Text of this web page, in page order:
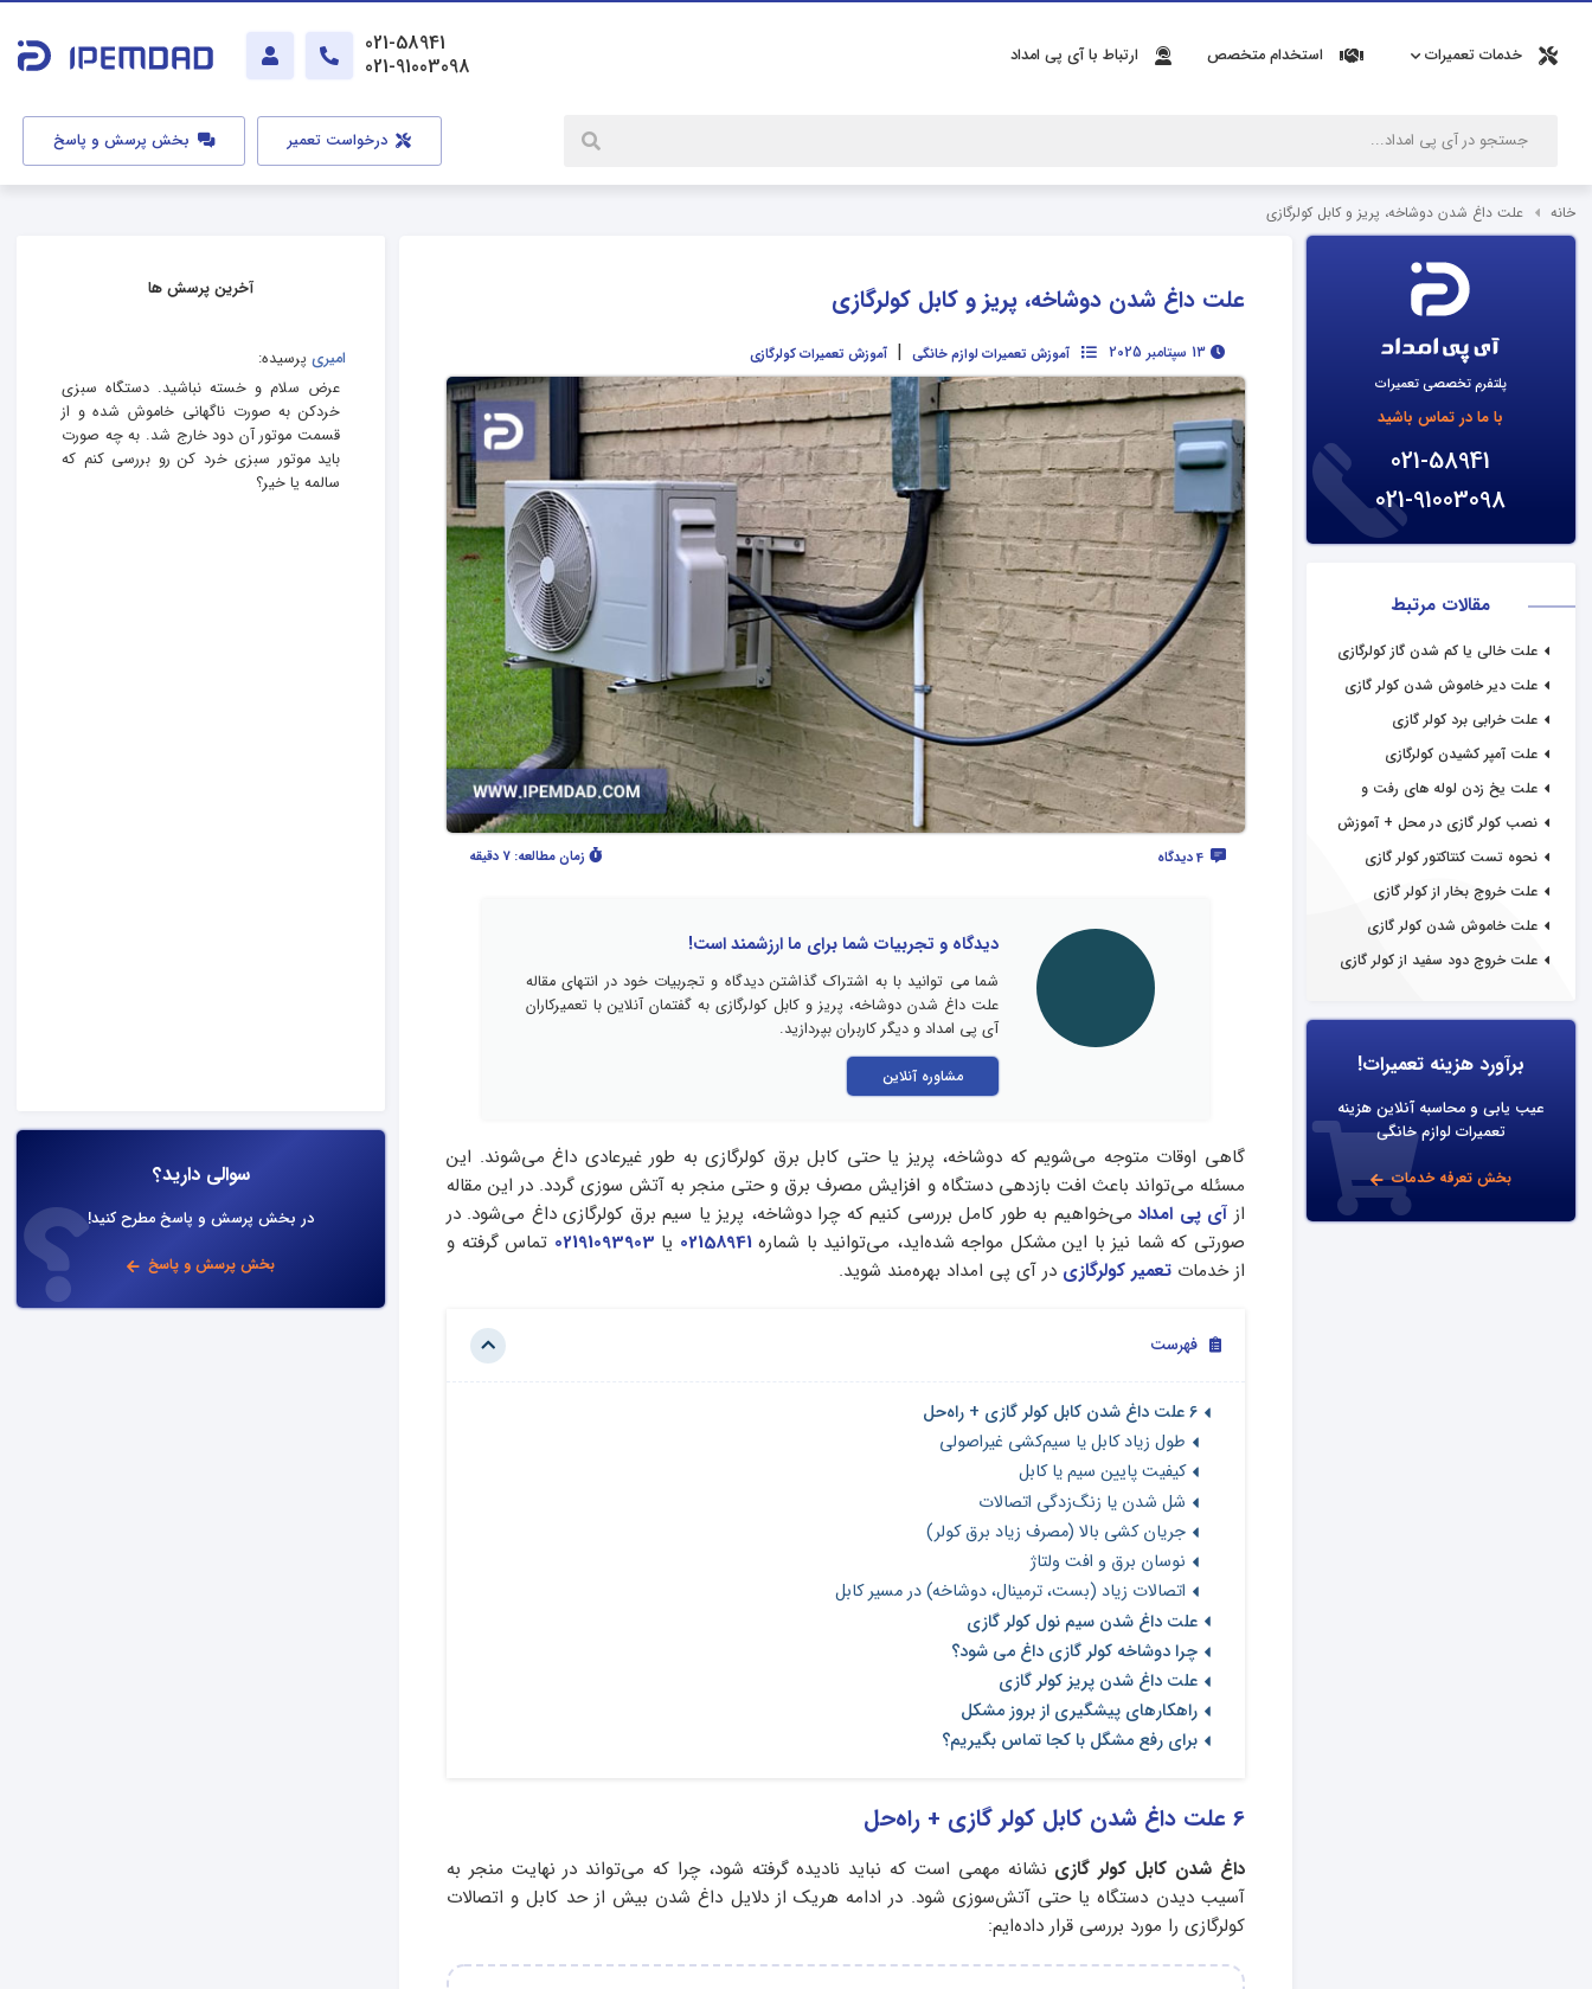
خدمات تعمیرات استخدام متخصص ارتباط با آی پی امداد
021-58941
021-91003098
درخواست تعمیر بخش پرسش و پاسخ
خانه علت داغ شدن دوشاخه، پریز و کابل کولرگازی
پلتفرم تخصصی تعمیرات
با ما در تماس باشید
021-58941
021-91003098
مقالات مرتبط
علت خالی یا کم شدن گاز کولرگازی
علت دیر خاموش شدن کولر گازی
علت خرابی برد کولر گازی
علت آمپر کشیدن کولرگازی
علت یخ زدن لوله های رفت و
نصب کولر گازی در محل + آموزش
نحوه تست کنتاکتور کولر گازی
علت خروج بخار از کولر گازی
علت خاموش شدن کولر گازی
علت خروج دود سفید از کولر گازی
برآورد هزینه تعمیرات!
عیب یابی و محاسبه آنلاین هزینه
تعمیرات لوازم خانگی
بخش تعرفه خدمات
علت داغ شدن دوشاخه، پریز و کابل کولرگازی
13 سپتامبر 2025 آموزش تعمیرات لوازم خانگی | آموزش تعمیرات کولرگازی
4 دیدگاه زمان مطالعه: 7 دقیقه
دیدگاه و تجربیات شما برای ما ارزشمند است!
شما می توانید با به اشتراک گذاشتن دیدگاه و تجربیات خود در انتهای مقاله
علت داغ شدن دوشاخه، پریز و کابل کولرگازی به گفتمان آنلاین با تعمیرکاران
آی پی امداد و دیگر کاربران بپردازید.
مشاوره آنلاین
گاهی اوقات متوجه می‌شویم که دوشاخه، پریز یا حتی کابل برق کولرگازی به‌ طور غیرعادی داغ می‌شوند. این
مسئله می‌تواند باعث افت بازدهی دستگاه و افزایش مصرف برق و حتی منجر به آتش‌ سوزی گردد. در این مقاله
از آی پی امدادمی‌خواهیم به‌ طور کامل بررسی کنیم که چرا دوشاخه، پریز یا سیم برق کولرگازی داغ می‌شود. در
صورتی که شما نیز با این مشکل مواجه شده‌اید، می‌توانید با شماره 02158941 یا 02191093903 تماس گرفته و
از خدماتتعمیر کولرگازی در آی پی امداد بهره‌مند شوید.
فهرست
6 علت داغ شدن کابل کولر گازی + راه‌حل
طول زیاد کابل یا سیم‌کشی غیراصولی
کیفیت پایین سیم یا کابل
شل شدن یا زنگ‌زدگی اتصالات
جریان کشی بالا (مصرف زیاد برق کولر)
نوسان برق و افت ولتاژ
اتصالات زیاد (بست، ترمینال، دوشاخه) در مسیر کابل
علت داغ شدن سیم نول کولر گازی
چرا دوشاخه کولر گازی داغ می شود؟
علت داغ شدن پریز کولر گازی
راهکارهای پیشگیری از بروز مشکل
برای رفع مشگل با کجا تماس بگیریم؟
6 علت داغ شدن کابل کولر گازی + راه‌حل
داغ شدن کابل کولر گازی نشانه مهمی است که نباید نادیده گرفته شود، چرا که می‌تواند در نهایت منجر به
آسیب دیدن دستگاه یا حتی آتش‌سوزی شود. در ادامه هریک از دلایل داغ شدن بیش از حد کابل و اتصالات
کولرگازی را مورد بررسی قرار داده‌ایم:
آخرین پرسش ها
امیری پرسیده:
عرض سلام و خسته نباشید. دستگاه سبزی
خردکن به صورت ناگهانی خاموش شده و از
قسمت موتور آن دود خارج شد. به چه صورت
باید موتور سبزی خرد کن رو بررسی کنم که
سالمه یا خیر؟
سوالی دارید؟
در بخش پرسش و پاسخ مطرح کنید!
بخش پرسش و پاسخ